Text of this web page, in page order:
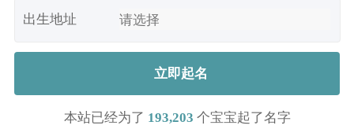
出生地址
立即起名
本站已经为了 193,203 个宝宝起了名字